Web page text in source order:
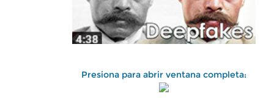
Presiona para abrir ventana completa: